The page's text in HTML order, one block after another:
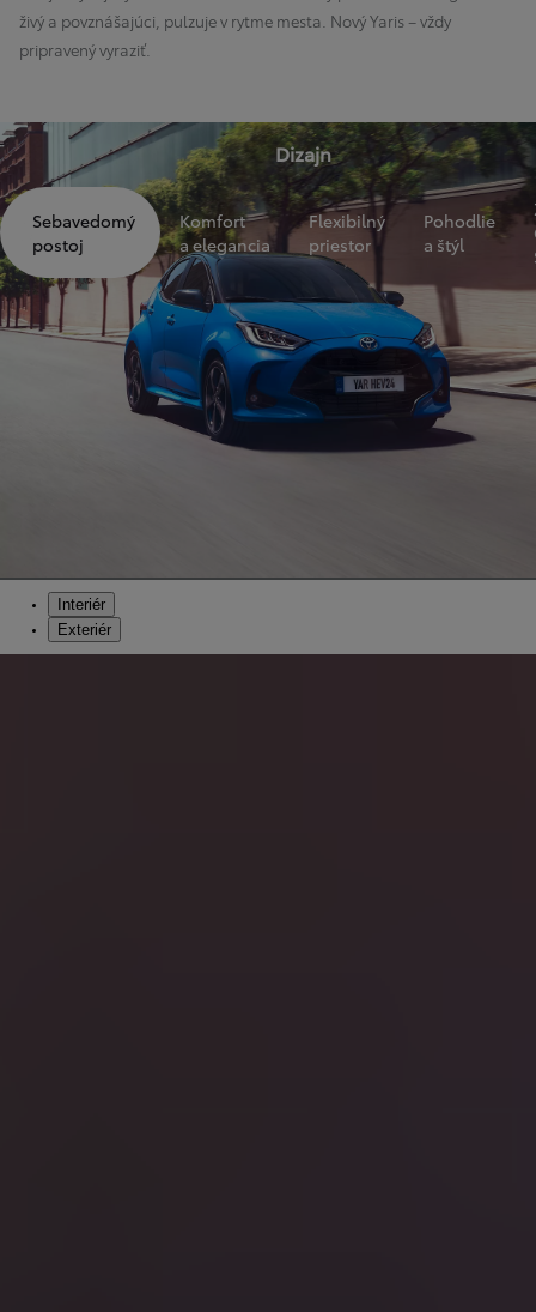
živý a povznášajúci, pulzuje v rytme mesta. Nový Yaris – vždy
pripravený vyraziť.
Dizajn
Sebavedomý
postoj
Komfort
a elegancia
Flexibilný
priestor
Pohodlie
a štýl
Interiér
Exteriér